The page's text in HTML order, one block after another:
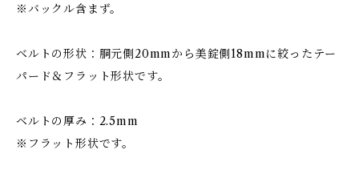
※バックル含まず。
ベルトの形状：胴元側20mmから美錠側18mmに絞ったテー
パード＆フラット形状です。
ベルトの厚み：2.5mm
※フラット形状です。